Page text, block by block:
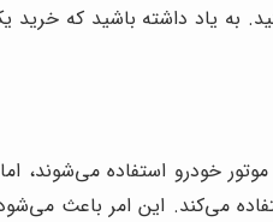
به یاد داشته باشید که خرید
خودرو استفاده می‌شوند،
می‌کند. این امر باعث